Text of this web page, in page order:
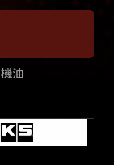
機油